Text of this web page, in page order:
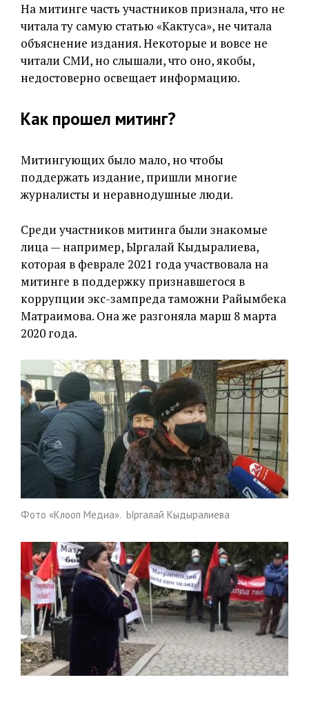
На митинге часть участников признала, что не
читала ту самую статью «Кактуса», не читала
объяснение издания. Некоторые и вовсе не
читали СМИ, но слышали, что оно, якобы,
недостоверно освещает информацию.
Как прошел митинг?
Митингующих было мало, но чтобы
поддержать издание, пришли многие
журналисты и неравнодушные люди.
Среди участников митинга были знакомые
лица — например, Ыргалай Кыдыралиева,
которая в феврале 2021 года участвовала на
митинге в поддержку признавшегося в
коррупции экс-зампреда таможни Райымбека
Матраимова. Она же разгоняла марш 8 марта
2020 года.
Фото «Клооп Медиа». Ыргалай Кыдыралиева